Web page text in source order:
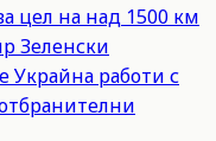
цел на над 1500 км
Зеленски
Украйна работи с